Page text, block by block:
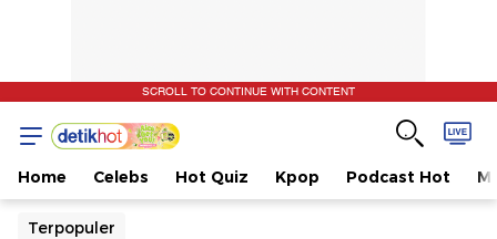
SCROLL TO CONTINUE WITH CONTENT
Home Celebs Hot Quiz Kpop Podcast Hot
Terpopuler